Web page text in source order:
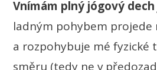
Vnímám plný jógový
ladným pohybem
a rozpohybuje mé fyzické
směru (tedy ne v